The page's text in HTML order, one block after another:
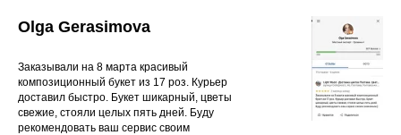
Olga Gerasimova
Заказывали на 8 марта красивый
композиционный букет из 17 роз. Курьер
доставил быстро. Букет шикарный, цветы
свежие, стояли целых пять дней. Буду
рекомендовать ваш сервис своим